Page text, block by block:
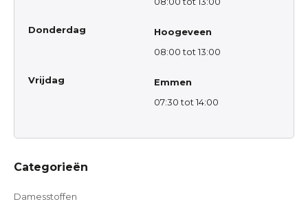
Donderdag
Hoogeveen
08:00 tot 13:00
Vrijdag
Emmen
07:30 tot 14:00
Categorieën
Damesstoffen